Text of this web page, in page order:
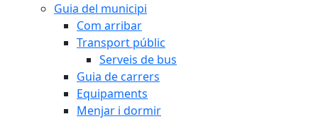
Guia del municipi
Com arribar
Transport públic
Serveis de bus
Guia de carrers
Equipaments
Menjar i dormir